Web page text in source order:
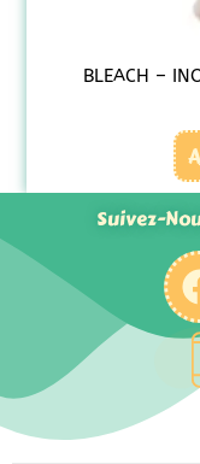
BLEACH –
Suivez-